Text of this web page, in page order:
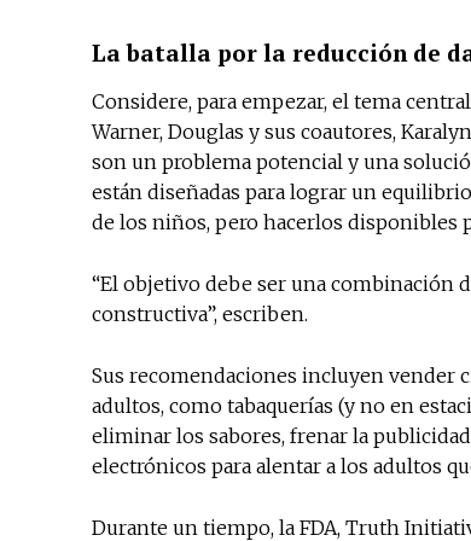
La batalla por la reducción de
Considere, para empezar, el tema
Warner, Douglas y sus coautores,
son un problema potencial y una
están diseñadas para lograr un
de los niños, pero hacerlos disponibles
“El objetivo debe ser una combinación
constructiva”, escriben.
Sus recomendaciones incluyen vender
adultos, como tabaquerías (y no en
eliminar los sabores, frenar la
electrónicos para alentar a los adultos
Durante un tiempo, la FDA, Truth